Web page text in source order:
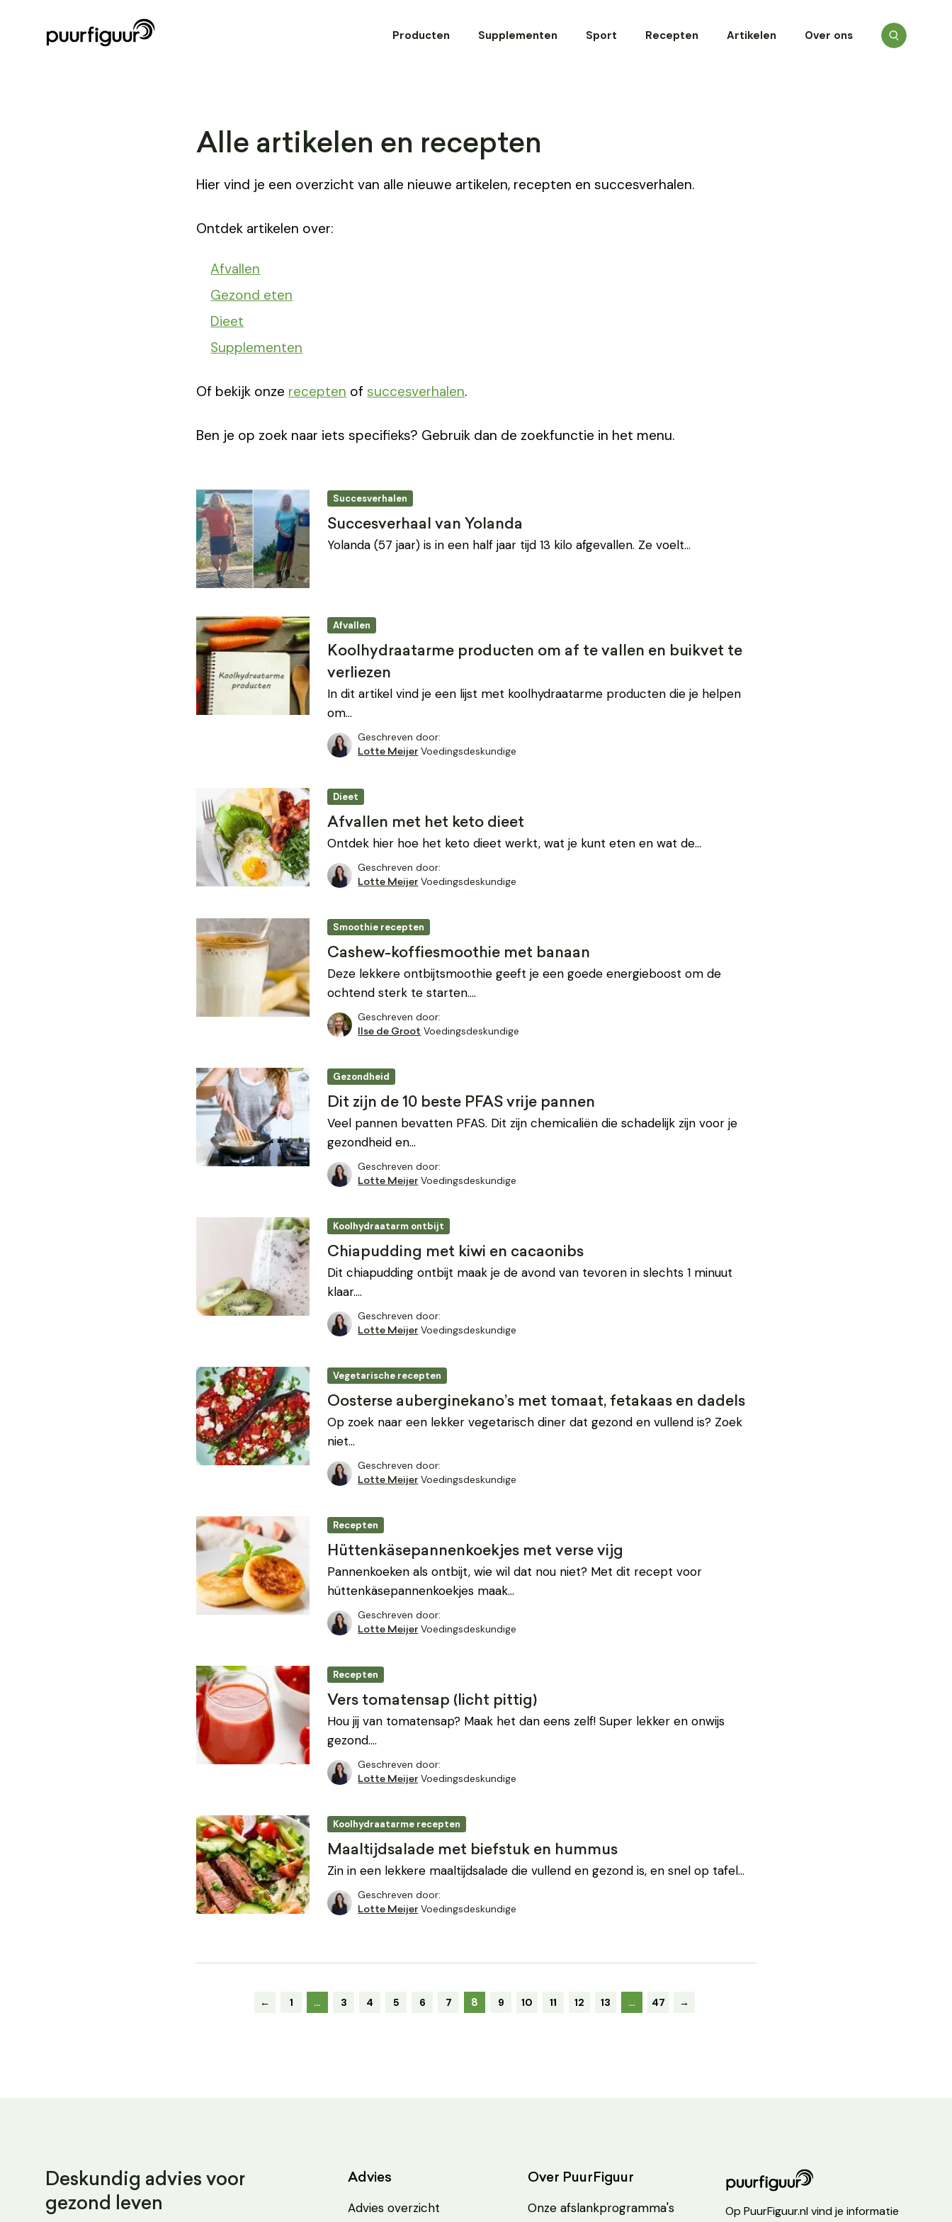
Producten Supplementen Sport Recepten Artikelen Over ons
Alle artikelen en recepten
Hier vind je een overzicht van alle nieuwe artikelen, recepten en succesverhalen.
Ontdek artikelen over:
Afvallen
Gezond eten
Dieet
Supplementen
Of bekijk onze recepten ofsuccesverhalen.
Ben je op zoek naar iets specifieks? Gebruik dan de zoekfunctie in het menu.
Succesverhalen
Succesverhaal van Yolanda
Yolanda (57 jaar) is in een half jaar tijd 13 kilo afgevallen. Ze voelt…
Afvallen
Koolhydraatarme producten om af te vallen en buikvet te
verliezen
In dit artikel vind je een lijst met koolhydraatarme producten die je helpen
om…
Geschreven door:
Lotte Meijer Voedingsdeskundige
Dieet
Afvallen met het keto dieet
Ontdek hier hoe het keto dieet werkt, wat je kunt eten en wat de…
Geschreven door:
Lotte Meijer Voedingsdeskundige
Smoothie recepten
Cashew-koffiesmoothie met banaan
Deze lekkere ontbijtsmoothie geeft je een goede energieboost om de
ochtend sterk te starten.…
Geschreven door:
Ilse de Groot Voedingsdeskundige
Gezondheid
Dit zijn de 10 beste PFAS vrije pannen
Veel pannen bevatten PFAS. Dit zijn chemicaliën die schadelijk zijn voor je
gezondheid en…
Geschreven door:
Lotte Meijer Voedingsdeskundige
Koolhydraatarm ontbijt
Chiapudding met kiwi en cacaonibs
Dit chiapudding ontbijt maak je de avond van tevoren in slechts 1 minuut
klaar.…
Geschreven door:
Lotte Meijer Voedingsdeskundige
Vegetarische recepten
Oosterse auberginekano’s met tomaat, fetakaas en dadels
Op zoek naar een lekker vegetarisch diner dat gezond en vullend is? Zoek
niet…
Geschreven door:
Lotte Meijer Voedingsdeskundige
Recepten
Hüttenkäsepannenkoekjes met verse vijg
Pannenkoeken als ontbijt, wie wil dat nou niet? Met dit recept voor
hüttenkäsepannenkoekjes maak…
Geschreven door:
Lotte Meijer Voedingsdeskundige
Recepten
Vers tomatensap (licht pittig)
Hou jij van tomatensap? Maak het dan eens zelf! Super lekker en onwijs
gezond.…
Geschreven door:
Lotte Meijer Voedingsdeskundige
Koolhydraatarme recepten
Maaltijdsalade met biefstuk en hummus
Zin in een lekkere maaltijdsalade die vullend en gezond is, en snel op tafel…
Geschreven door:
Lotte Meijer Voedingsdeskundige
← 1 … 3 4 5 6 7 8 9 10 11 12 13 … 47 →
Deskundig advies voor
gezond leven
Advies
Advies overzicht
Over PuurFiguur
Onze afslankprogramma's
Op PuurFiguur.nl vind je informatie